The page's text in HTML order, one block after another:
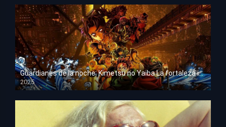
Guardianes de la noche: Kimetsu no Yaiba La fortaleza infinita
2025
HD 1080p